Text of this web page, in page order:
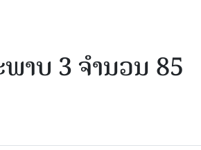
າບ 3 ຈຳນວນ 85